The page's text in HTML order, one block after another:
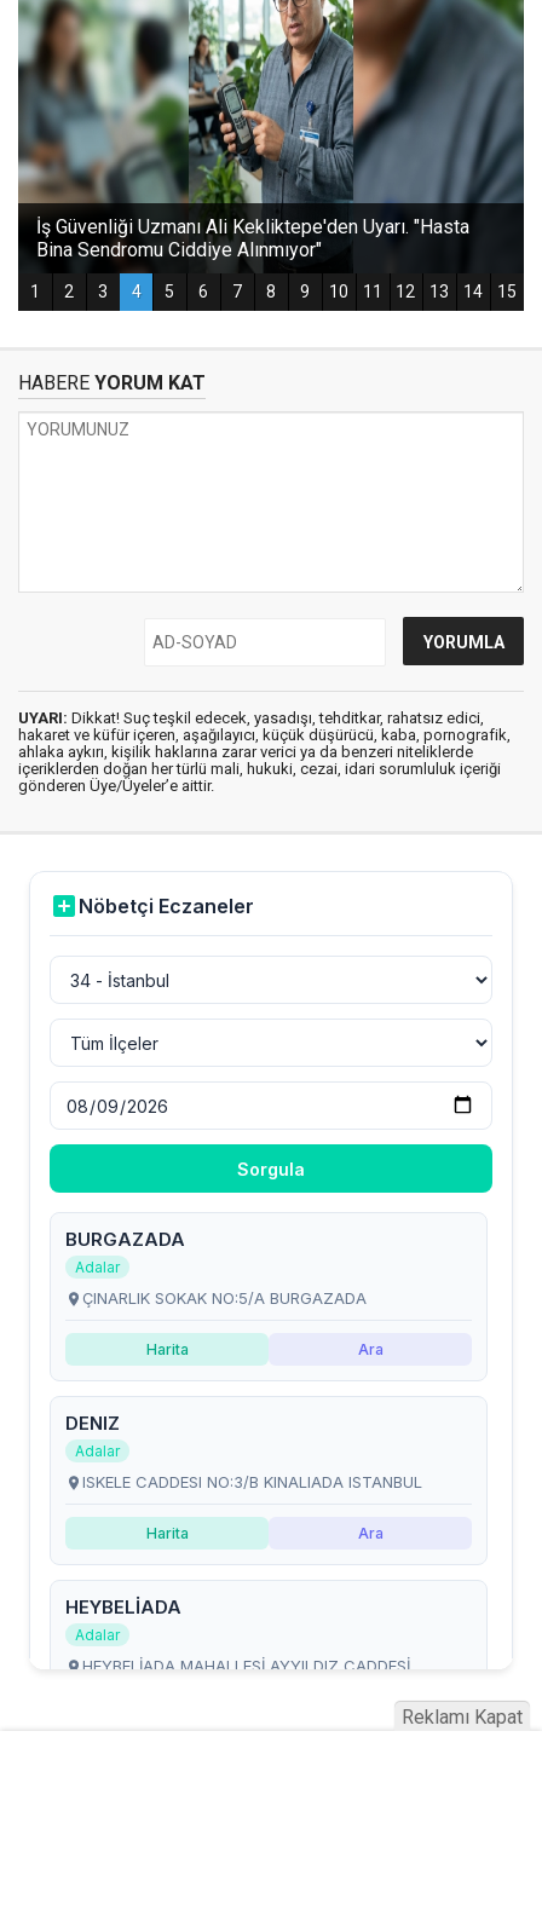
HABERE YORUM KAT
UYARI: Dikkat! Suç teşkil edecek, yasadışı, tehditkar, rahatsız edici,
hakaret ve küfür içeren, aşağılayıcı, küçük düşürücü, kaba, pornografik,
ahlaka aykırı, kişilik haklarına zarar verici ya da benzeri niteliklerde
içeriklerden doğan her türlü mali, hukuki, cezai, idari sorumluluk içeriği
gönderen Üye/Üyeler’e aittir.
Reklamı Kapat